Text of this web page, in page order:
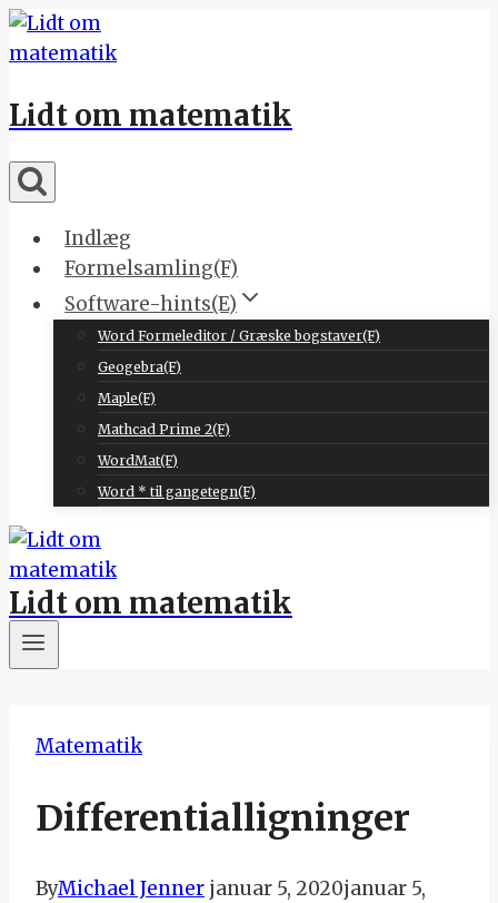
Skip
to
Lidt om matematik
Indlæg
Formelsamling(F)
Software-hints(E)
Word Formeleditor / Græske bogstaver(F)
Geogebra(F)
Maple(F)
Mathcad Prime 2(F)
WordMat(F)
Word * til gangetegn(F)
Lidt om matematik
Matematik
Differentialligninger
ByMichael Jenner januar 5, 2020januar 5,